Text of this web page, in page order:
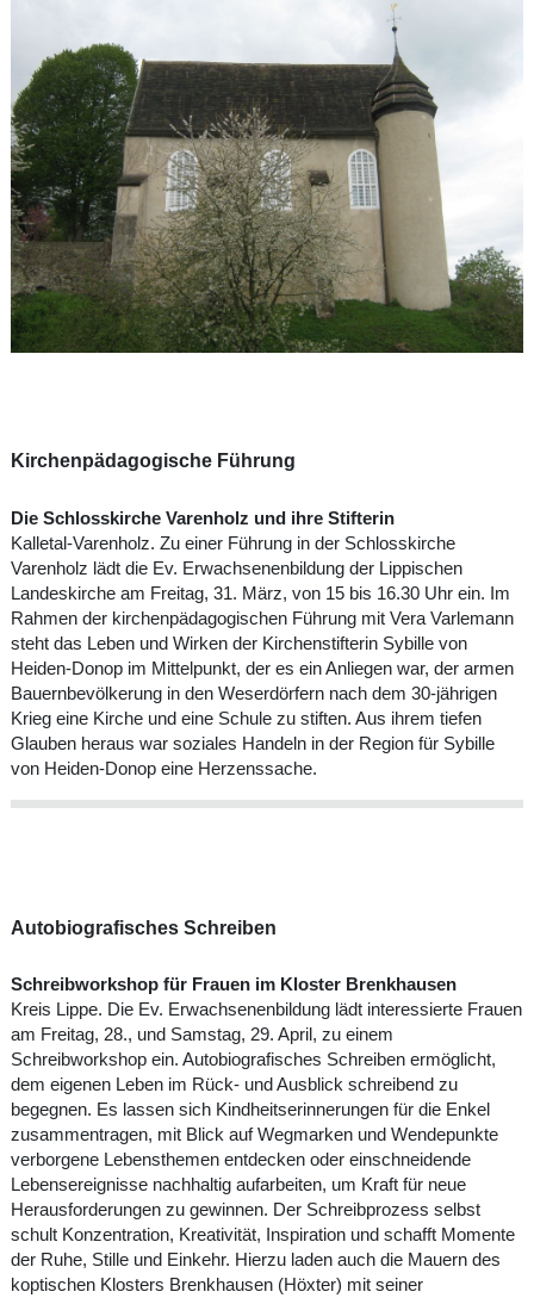
Kirchenpädagogische Führung
Die Schlosskirche Varenholz und ihre Stifterin
Kalletal-Varenholz. Zu einer Führung in der Schlosskirche
Varenholz lädt die Ev. Erwachsenenbildung der Lippischen
Landeskirche am Freitag, 31. März, von 15 bis 16.30 Uhr ein. Im
Rahmen der kirchenpädagogischen Führung mit Vera Varlemann
steht das Leben und Wirken der Kirchenstifterin Sybille von
Heiden-Donop im Mittelpunkt, der es ein Anliegen war, der armen
Bauernbevölkerung in den Weserdörfern nach dem 30-jährigen
Krieg eine Kirche und eine Schule zu stiften. Aus ihrem tiefen
Glauben heraus war soziales Handeln in der Region für Sybille
von Heiden-Donop eine Herzenssache.
Autobiografisches Schreiben
Schreibworkshop für Frauen im Kloster Brenkhausen
Kreis Lippe. Die Ev. Erwachsenenbildung lädt interessierte Frauen
am Freitag, 28., und Samstag, 29. April, zu einem
Schreibworkshop ein. Autobiografisches Schreiben ermöglicht,
dem eigenen Leben im Rück- und Ausblick schreibend zu
begegnen. Es lassen sich Kindheitserinnerungen für die Enkel
zusammentragen, mit Blick auf Wegmarken und Wendepunkte
verborgene Lebensthemen entdecken oder einschneidende
Lebensereignisse nachhaltig aufarbeiten, um Kraft für neue
Herausforderungen zu gewinnen. Der Schreibprozess selbst
schult Konzentration, Kreativität, Inspiration und schafft Momente
der Ruhe, Stille und Einkehr. Hierzu laden auch die Mauern des
koptischen Klosters Brenkhausen (Höxter) mit seiner